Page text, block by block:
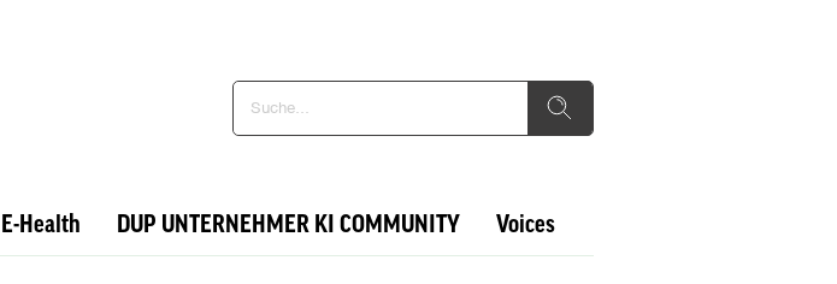
E-Health DUP UNTERNEHMER KI COMMUNITY Voices